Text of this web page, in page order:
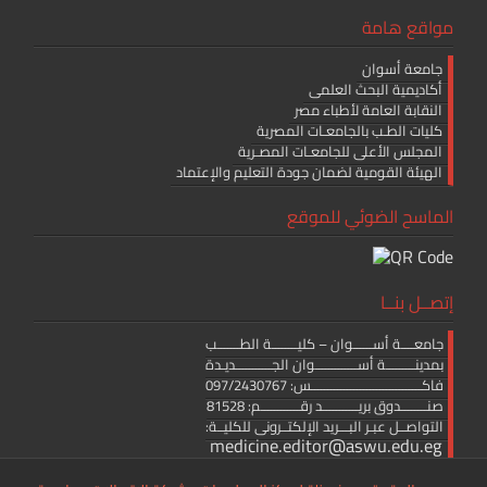
مواقع هامة
جامعة أسوان
أكاديمية البحث العلمى
النقابة العامة لأطباء مصر
كليات الطـب بالجامعـات المصرية
المجلس الأعلى للجامعـات المصـرية
الهيئة القومية لضمان جودة التعليم والإعتماد
الماسح الضوئي للموقع
إتصــل بنــا
جامعــــة أســــــوان – كليــــــــة الطـــــــب
بمدينـــــــــة أســـــــــــــوان الجـــــــــــديـدة
فاكــــــــــــــــــــــــــــــــــس: 097/2430767
صنــــــــدوق بريـــــــــــد رقــــــــــــم: 81528
التواصــل عبـر البـــريد الإلكتــرونى للكليــة:
medicine.editor@aswu.edu.eg